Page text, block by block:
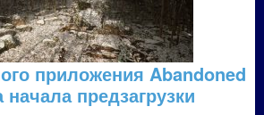
приложения Abandoned
предзагрузки